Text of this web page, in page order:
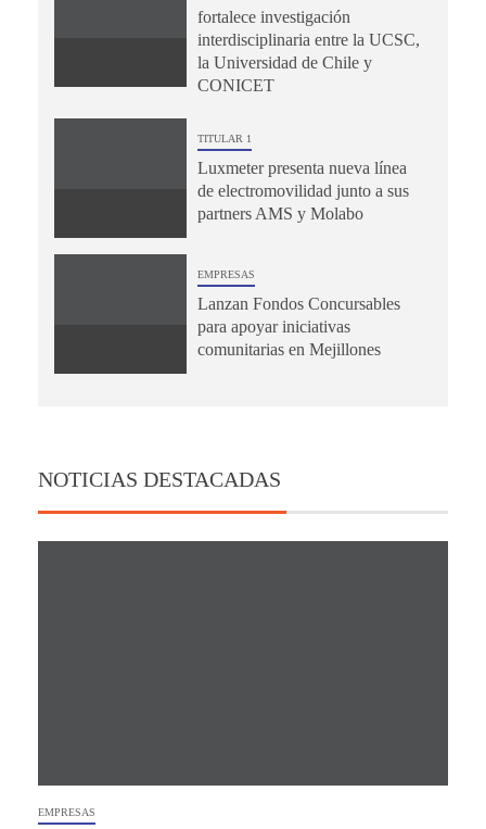
fortalece investigación
interdisciplinaria entre la UCSC,
la Universidad de Chile y
CONICET
TITULAR 1
Luxmeter presenta nueva línea
de electromovilidad junto a sus
partners AMS y Molabo
EMPRESAS
Lanzan Fondos Concursables
para apoyar iniciativas
comunitarias en Mejillones
NOTICIAS DESTACADAS
EMPRESAS